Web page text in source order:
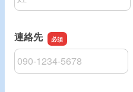
連絡先
連絡先